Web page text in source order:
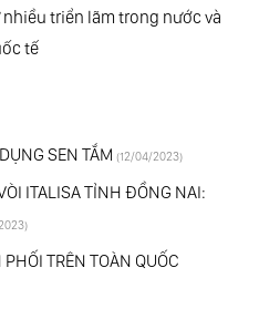
nhiều triển lãm trong nước và
tế
SEN TẮM (12/04/2023)
ITALISA TỈNH ĐỒNG NAI:
TRÊN TOÀN QUỐC